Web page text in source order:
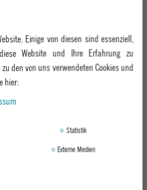
& Collect
10:00 - 17:00
Whatsapp
Jobs
Verpackungen
Verleih
STORES
WITH US
Facebook
Einige von diesen sind essenziell,
Website und Ihre Erfahrung zu
den von uns verwendeten Cookies und
hier:
Statistik
Externe Medien